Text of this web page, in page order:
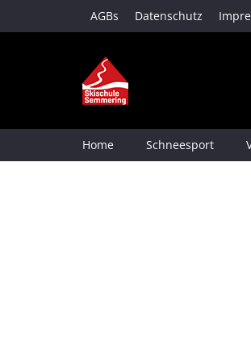
AGBs Datenschutz
Home Schneesport